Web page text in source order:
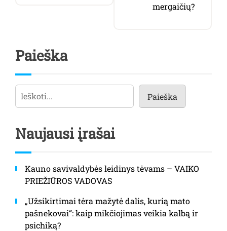
mergaičių?
Paieška
Paieška
Paieška
Naujausi įrašai
Kauno savivaldybės leidinys tėvams – VAIKO
PRIEŽIŪROS VADOVAS
„Užsikirtimai tėra mažytė dalis, kurią mato
pašnekovai“: kaip mikčiojimas veikia kalbą ir
psichiką?